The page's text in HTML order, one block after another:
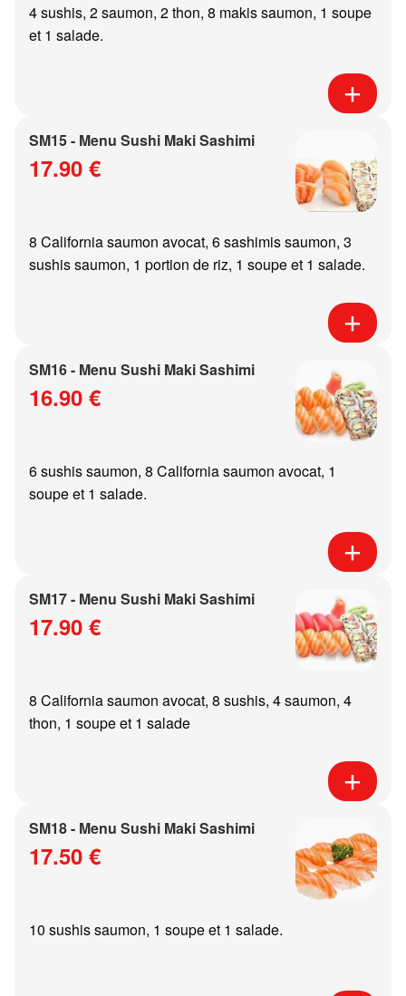
4 sushis, 2 saumon, 2 thon, 8 makis saumon, 1 soupe
et 1 salade.
SM15 - Menu Sushi Maki Sashimi
17.90 €
8 California saumon avocat, 6 sashimis saumon, 3
sushis saumon, 1 portion de riz, 1 soupe et 1 salade.
SM16 - Menu Sushi Maki Sashimi
16.90 €
6 sushis saumon, 8 California saumon avocat, 1
soupe et 1 salade.
SM17 - Menu Sushi Maki Sashimi
17.90 €
8 California saumon avocat, 8 sushis, 4 saumon, 4
thon, 1 soupe et 1 salade
SM18 - Menu Sushi Maki Sashimi
17.50 €
10 sushis saumon, 1 soupe et 1 salade.